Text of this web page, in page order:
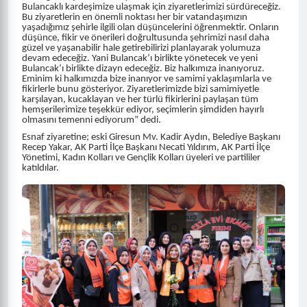
Bulancaklı kardeşimize ulaşmak için ziyaretlerimizi sürdüreceğiz.
Bu ziyaretlerin en önemli noktası her bir vatandaşımızın
yaşadığımız şehirle ilgili olan düşüncelerini öğrenmektir. Onların
düşünce, fikir ve önerileri doğrultusunda şehrimizi nasıl daha
güzel ve yaşanabilir hale getirebilirizi planlayarak yolumuza
devam edeceğiz. Yani Bulancak’ı birlikte yönetecek ve yeni
Bulancak’ı birlikte dizayn edeceğiz. Biz halkımıza inanıyoruz.
Eminim ki halkımızda bize inanıyor ve samimi yaklaşımlarla ve
fikirlerle bunu gösteriyor. Ziyaretlerimizde bizi samimiyetle
karşılayan, kucaklayan ve her türlü fikirlerini paylaşan tüm
hemşerilerimize teşekkür ediyor, seçimlerin şimdiden hayırlı
olmasını temenni ediyorum” dedi.
Esnaf ziyaretine; eski Giresun Mv. Kadir Aydın, Belediye Başkanı
Recep Yakar, AK Parti İlçe Başkanı Necati Yıldırım, AK Parti İlçe
Yönetimi, Kadın Kolları ve Gençlik Kolları üyeleri ve partililer
katıldılar.